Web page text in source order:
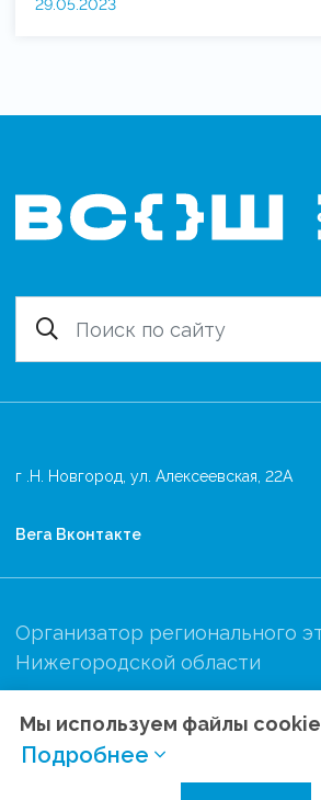
29.05.2023
г .Н. Новгород, ул. Алексеевская, 22А
Вега Вконтакте
Организатор регионального
Нижегородской области
Политика конфиденциальности
Мы используем файлы cookie
Подробнее